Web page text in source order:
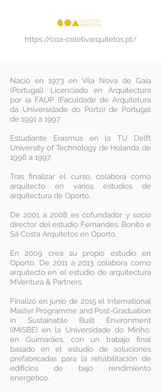
https://coa-coletivarquitetos.pt/
Nació en 1973 en Vila Nova de Gaia
(Portugal). Licenciado en Arquitectura
por la FAUP (Faculdade de Arquitetura
da Universidade do Porto) de Portugal
de 1991 a 1997.
Estudiante Erasmus en la TU Delft
University of Technology de Holanda de
1996 a 1997.
Tras finalizar el curso, colabora como
arquitecto en varios estudios de
arquitectura de Oporto.
De 2001 a 2008 es cofundador y socio
director del estudio Fernandes, Bonito e
Sá Costa Arquitetos en Oporto.
En 2009 crea su propio estudio en
Oporto. De 2011 a 2013 colabora como
arquitecto en el estudio de arquitectura
MVentura & Partners.
Finalizó en junio de 2015 el International
Master Programme and Post-Graduation
in Sustainable Built Environment
(iMiSBE) en la Universidade do Minho,
en Guimarães, con un trabajo final
basado en el estudio de soluciones
prefabricadas para la rehabilitación de
edificios de bajo rendimiento
energético.